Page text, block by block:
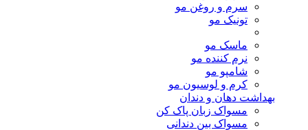
سرم و روغن مو
تونیک مو
ماسک مو
نرم کننده مو
شامپو مو
کرم و لوسیون مو
بهداشت دهان و دندان
مسواک زبان پاک کن
مسواک بین دندانی